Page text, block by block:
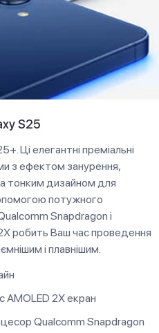
S25
Ці елегантні преміальні
з ефектом занурення,
тонким дизайном для
потужного
Snapdragon і
робить Ваш час проведення
і плавнішим.
AMOLED 2X екран
Qualcomm Snapdragon